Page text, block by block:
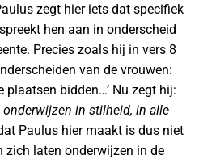
zegt hier iets dat specifiek
hen aan in onderscheid
Precies zoals hij in vers 8
van de vrouwen:
plaatsen bidden…’ Nu zegt hij:
in stilheid, in alle
Paulus hier maakt is dus niet
zich laten onderwijzen in de